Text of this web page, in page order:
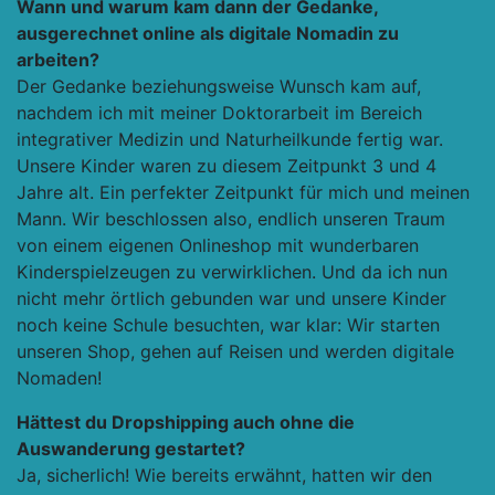
Wann und warum kam dann der Gedanke,
ausgerechnet online als digitale Nomadin zu
arbeiten?
Der Gedanke beziehungsweise Wunsch kam auf,
nachdem ich mit meiner Doktorarbeit im Bereich
integrativer Medizin und Naturheilkunde fertig war.
Unsere Kinder waren zu diesem Zeitpunkt 3 und 4
Jahre alt. Ein perfekter Zeitpunkt für mich und meinen
Mann. Wir beschlossen also, endlich unseren Traum
von einem eigenen Onlineshop mit wunderbaren
Kinderspielzeugen zu verwirklichen. Und da ich nun
nicht mehr örtlich gebunden war und unsere Kinder
noch keine Schule besuchten, war klar: Wir starten
unseren Shop, gehen auf Reisen und werden digitale
Nomaden!
Hättest du Dropshipping auch ohne die
Auswanderung gestartet?
Ja, sicherlich! Wie bereits erwähnt, hatten wir den